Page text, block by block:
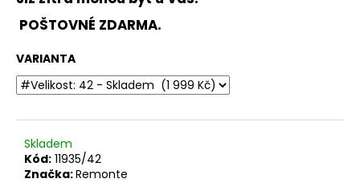
POŠTOVNÉ ZDARMA.
VARIANTA
Skladem
Kód: 11935/42
Značka:Remonte
j
e
m
e
DÁMSKÉ
NA
PODPATKU
TAMARIS